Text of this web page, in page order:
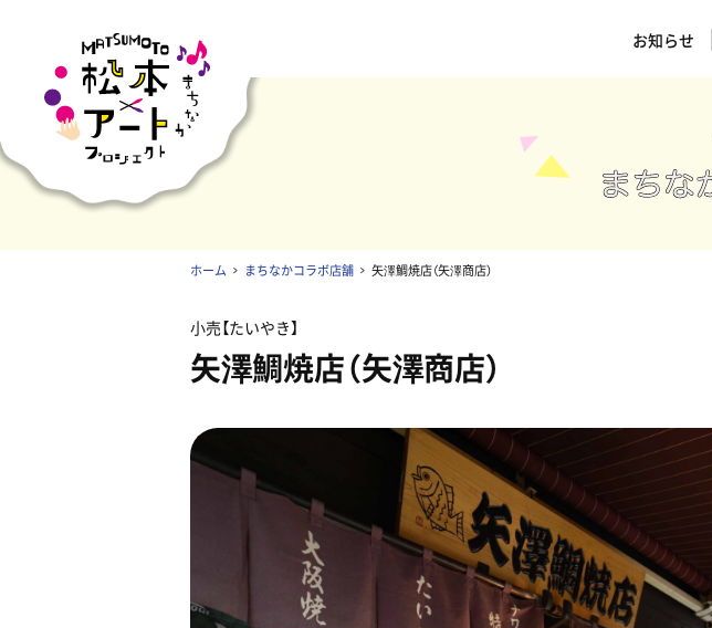
お知らせ
ホーム まちなかコラボ店舗 矢澤鯛焼店（矢澤商店）
小売 たいやき
矢澤鯛焼店（矢澤商店）